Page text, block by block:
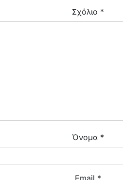
€470
Σχόλιο *
Όνομα *
Email *